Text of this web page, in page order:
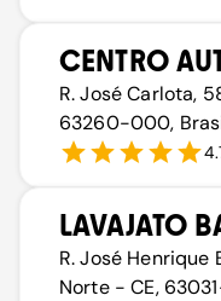
CENTRO
R. José Carlota,
63260-000,
LAVAJATO
R. José
Norte - CE,